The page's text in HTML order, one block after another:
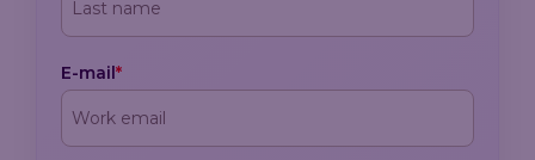
E-mail*